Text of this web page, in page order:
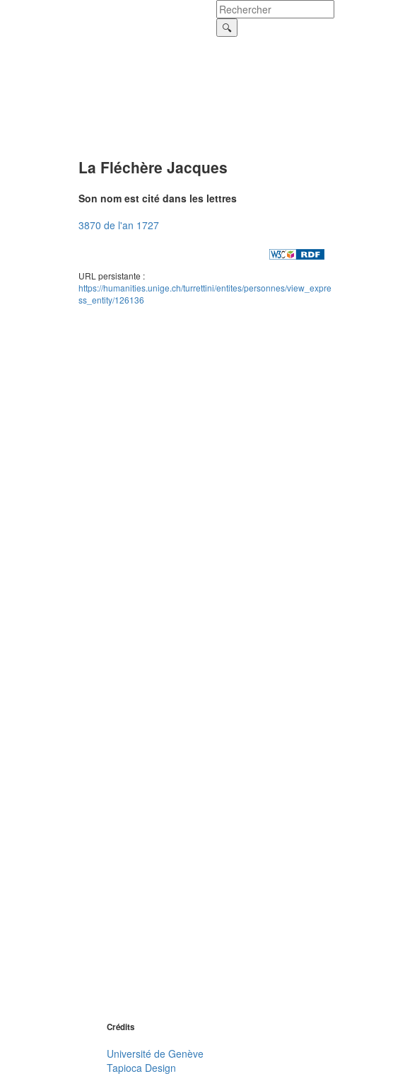
La Fléchère Jacques
Son nom est cité dans les lettres
3870 de l'an 1727
URL persistante :
https://humanities.unige.ch/turrettini/entites/personnes/view_expre
ss_entity/126136
Crédits
Université de Genève
Tapioca Design